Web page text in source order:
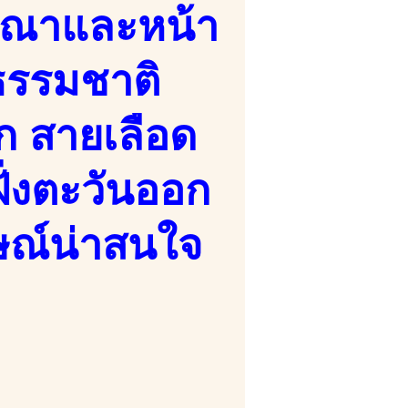
าและหน้า
รมชาติ
สายเลือด
งตะวันออก
ณ์น่าสนใจ